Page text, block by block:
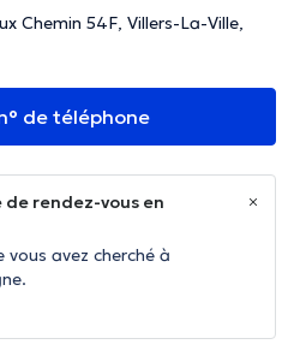
Chemin 54F, Villers-La-Ville,
de téléphone
rendez-vous en
vous avez cherché à